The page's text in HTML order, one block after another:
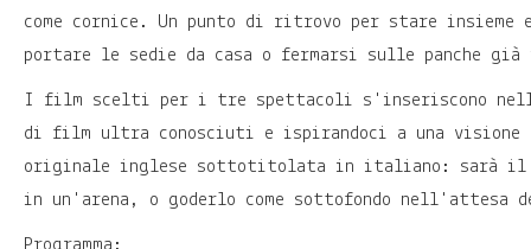
come cornice. Un punto di ritrovo per stare
portare le sedie da casa o fermarsi sulle panche
I film scelti per i tre spettacoli s'inseriscono nella
di film ultra conosciuti e ispirandoci a una
originale inglese sottotitolata in italiano: sarà il
in un'arena, o goderlo come sottofondo nell'attesa
Programma: